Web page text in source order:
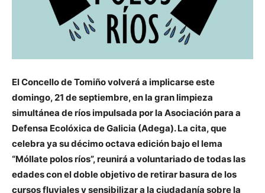
El Concello de Tomiño volverá a implicarse este
domingo, 21 de septiembre, en la gran limpieza
simultánea de ríos impulsada por la Asociación para a
Defensa Ecolóxica de Galicia (Adega). La cita, que
celebra ya su décimo octava edición bajo el lema
“Móllate polos ríos”, reunirá a voluntariado de todas las
edades con el doble objetivo de retirar basura de los
cursos fluviales y sensibilizar a la ciudadanía sobre la